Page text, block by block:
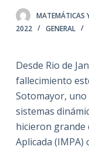
e
n
d
o
MATEMÁTICAS
2022
GENERAL
Desde Rio de
fallecimiento
Sotomayor,
sistemas
hicieron grande
Aplicada